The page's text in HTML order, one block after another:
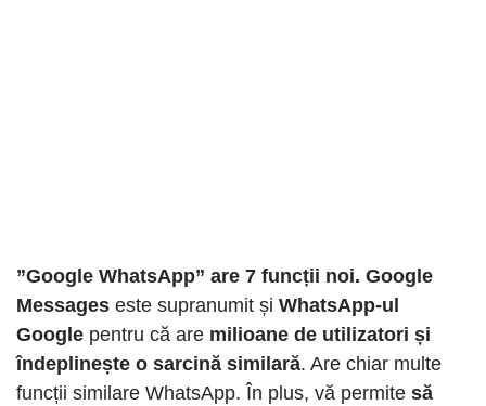
”Google WhatsApp” are 7 funcții noi. Google
Messages este supranumit și WhatsApp-ul
Google pentru că are milioane de utilizatori și
îndeplinește o sarcină similară. Are chiar multe
funcții similare WhatsApp. În plus, vă permite să